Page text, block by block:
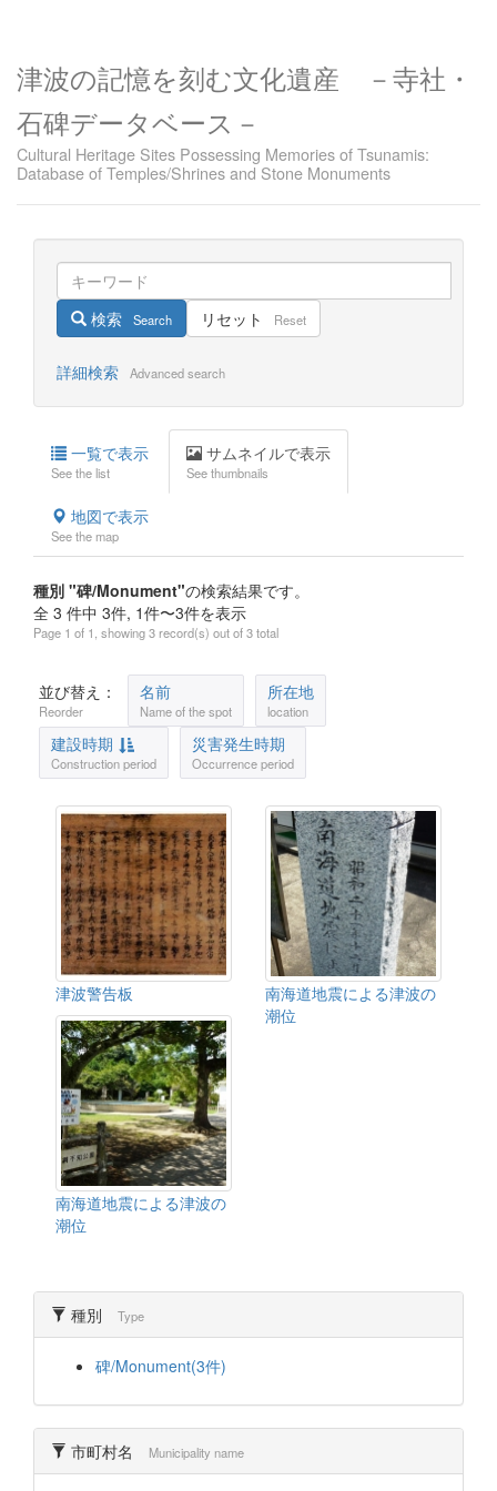
津波の記憶を刻む文化遺産 －寺社・
石碑データベース－
Cultural Heritage Sites Possessing Memories of Tsunamis:
Database of Temples/Shrines and Stone Monuments
検索 Search リセット Reset
詳細検索 Advanced search
一覧で表示
See the list
サムネイルで表示
See thumbnails
地図で表示
See the map
種別 "碑/Monument"の検索結果です。
全 3 件中 3件, 1件〜3件を表示
Page 1 of 1, showing 3 record(s) out of 3 total
並び替え：
Reorder
名前
Name of the spot
所在地
location
建設時期
Construction period
災害発生時期
Occurrence period
津波警告板
南海道地震による津波の
潮位
南海道地震による津波の
潮位
種別 Type
碑/Monument(3件)
市町村名 Municipality name